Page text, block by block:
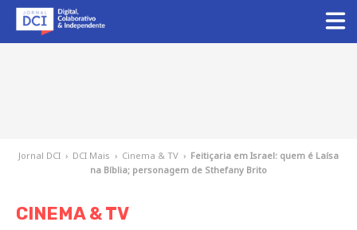
Jornal DCI › DCI Mais › Cinema & TV › Feitiçaria em Israel: quem é Laísa
na Bíblia; personagem de Sthefany Brito
CINEMA & TV